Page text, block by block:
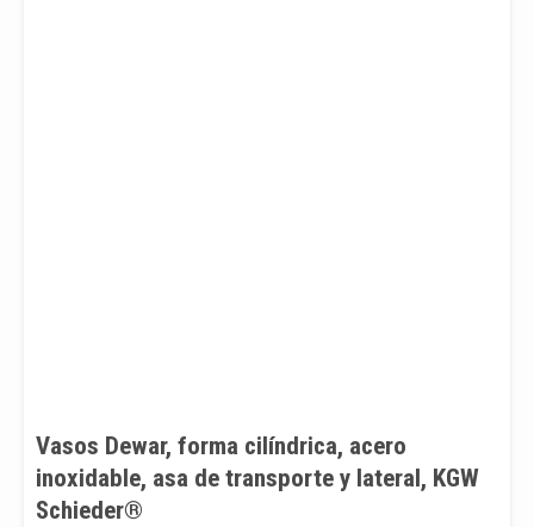
Vasos Dewar, forma cilíndrica, acero
inoxidable, asa de transporte y lateral, KGW
Schieder®